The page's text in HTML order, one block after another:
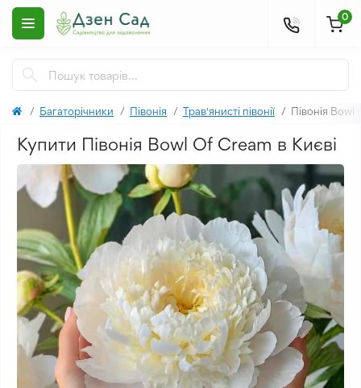
0
Багаторічники Півонія Трав'янисті півонії Півонія Bowl
Купити Півонія Bowl Of Cream в Києві